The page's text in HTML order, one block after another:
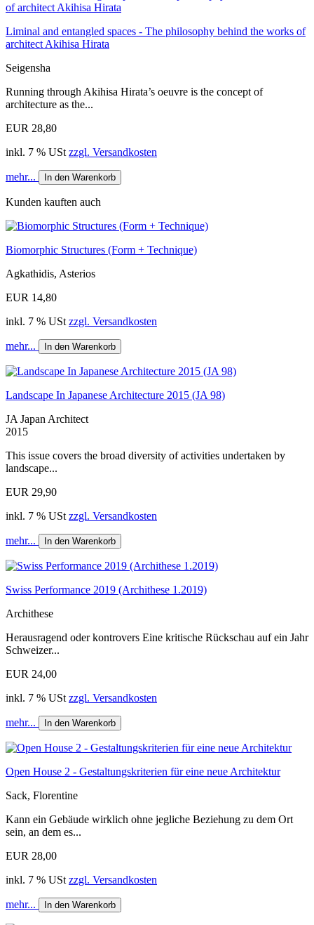
Liminal and entangled spaces - The philosophy behind the works of
architect Akihisa Hirata
Seigensha
Running through Akihisa Hirata’s oeuvre is the concept of
architecture as the...
EUR 28,80
inkl. 7 % USt zzgl. Versandkosten
mehr... In den Warenkorb
Kunden kauften auch
Biomorphic Structures (Form + Technique)
Agkathidis, Asterios
EUR 14,80
inkl. 7 % USt zzgl. Versandkosten
mehr... In den Warenkorb
Landscape In Japanese Architecture 2015 (JA 98)
JA Japan Architect
2015
This issue covers the broad diversity of activities undertaken by
landscape...
EUR 29,90
inkl. 7 % USt zzgl. Versandkosten
mehr... In den Warenkorb
Swiss Performance 2019 (Archithese 1.2019)
Archithese
Herausragend oder kontrovers Eine kritische Rückschau auf ein Jahr
Schweizer...
EUR 24,00
inkl. 7 % USt zzgl. Versandkosten
mehr... In den Warenkorb
Open House 2 - Gestaltungskriterien für eine neue Architektur
Sack, Florentine
Kann ein Gebäude wirklich ohne jegliche Beziehung zu dem Ort
sein, an dem es...
EUR 28,00
inkl. 7 % USt zzgl. Versandkosten
mehr... In den Warenkorb